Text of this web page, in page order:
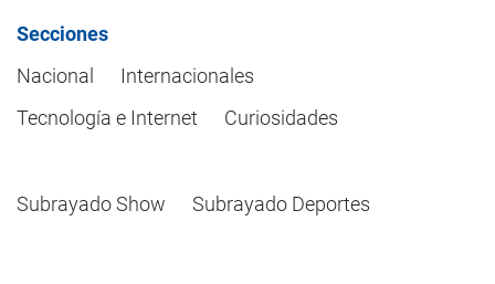
Secciones
Nacional
Internacionales
Tecnología e Internet
Curiosidades
Subrayado Show Subrayado Deportes